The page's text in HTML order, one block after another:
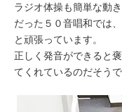
ラジオ体操も簡単な動
だった５０音唱和では
と頑張っています。
正しく発音ができると
てくれているのだそうで